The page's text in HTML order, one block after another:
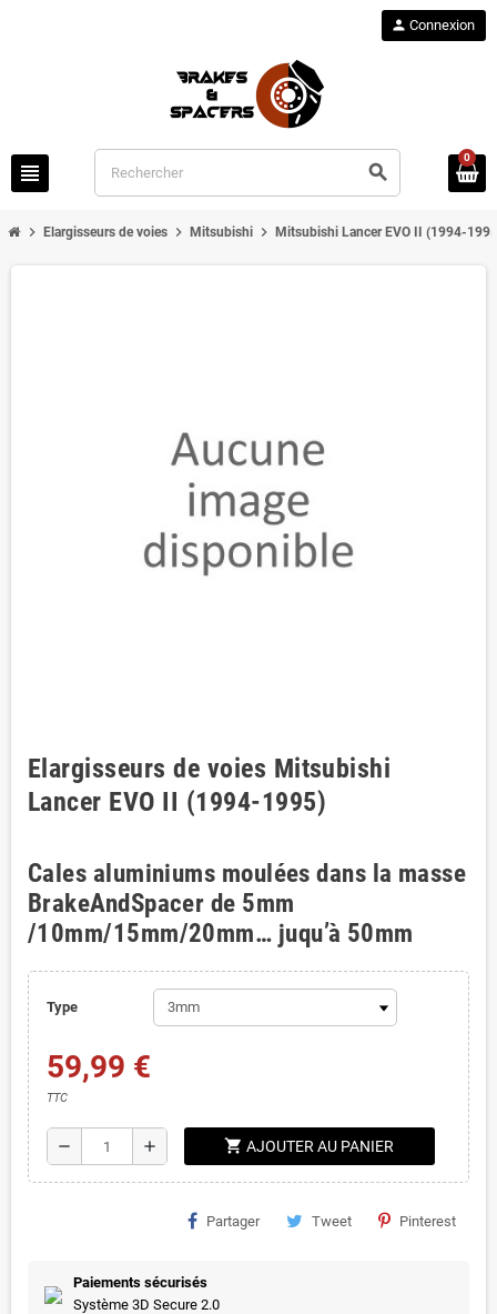
view_headline search
person Connexion
0
chevron_right Elargisseurs de voies chevron_right Mitsubishi chevron_right Mitsubishi Lancer EVO II (1994-
Elargisseurs de voies Mitsubishi
Lancer EVO II (1994-1995)
Cales aluminiums moulées dans la masse
BrakeAndSpacer de 5mm
/10mm/15mm/20mm… juqu’à 50mm
Type
59,99 €
TTC
remove add shopping_cart AJOUTER AU PANIER
Partager Tweet Pinterest
Paiements sécurisés
Système 3D Secure 2.0